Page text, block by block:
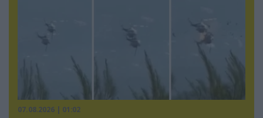
07.08.2026 | 01:02